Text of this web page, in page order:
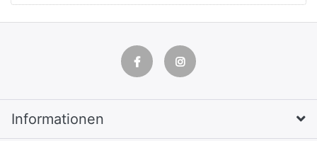
Informationen